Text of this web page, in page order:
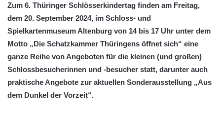
Zum 6. Thüringer Schlösserkindertag finden am Freitag,
dem 20. September 2024, im Schloss- und
Spielkartenmuseum Altenburg von 14 bis 17 Uhr unter dem
Motto „Die Schatzkammer Thüringens öffnet sich“ eine
ganze Reihe von Angeboten für die kleinen (und großen)
Schlossbesucherinnen und -besucher statt, darunter auch
praktische Angebote zur aktuellen Sonderausstellung „Aus
dem Dunkel der Vorzeit“.